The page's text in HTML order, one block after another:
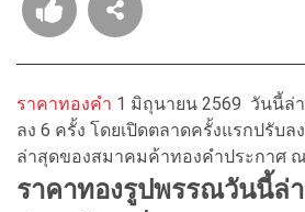
ราคาทองคำ 1 มิถุนายน 2569 วันนี้ล่
ลง 6 ครั้ง โดยเปิดตลาดครั้งแรกปรับ
ล่าสุดของสมาคมค้าทองคำประกาศ ณ
ราคาทองรูปพรรณวันนี้ล่